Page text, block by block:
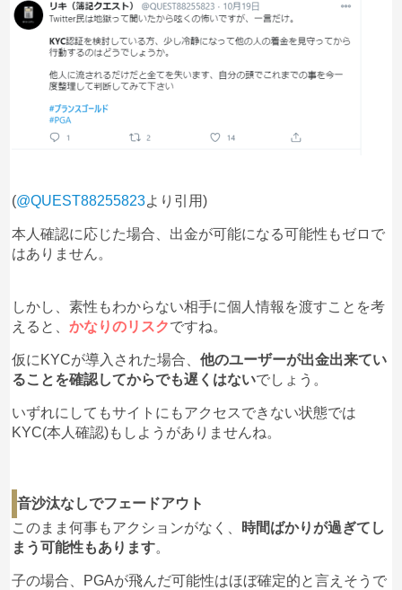
(@QUEST88255823より引用)
本人確認に応じた場合、出金が可能になる可能性もゼロで
はありません。
しかし、素性もわからない相手に個人情報を渡すことを考
えると、かなりのリスクですね。
仮にKYCが導入された場合、他のユーザーが出金出来てい
ることを確認してからでも遅くはないでしょう。
いずれにしてもサイトにもアクセスできない状態では
KYC(本人確認)もしようがありませんね。
音沙汰なしでフェードアウト
このまま何事もアクションがなく、
時間ばかりが過ぎてし
まう可能性もあります。
子の場合、PGAが飛んだ可能性はほぼ確定的と言えそうで